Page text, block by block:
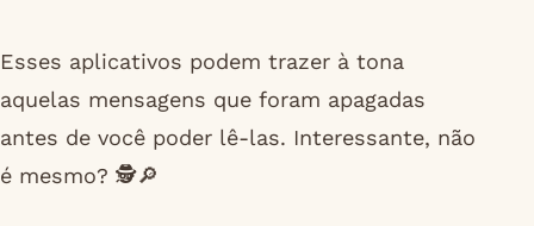
Esses aplicativos podem trazer à tona
aquelas mensagens que foram apagadas
antes de você poder lê-las. Interessante, não
é mesmo? 🕵️🔎